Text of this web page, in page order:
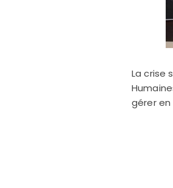
La crise
gérer